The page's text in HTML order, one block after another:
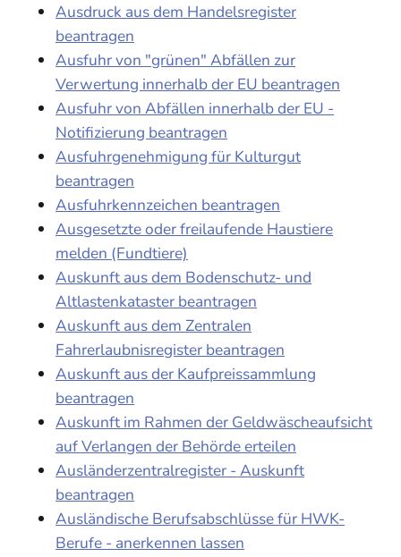
Ausdruck aus dem Handelsregister
beantragen
Ausfuhr von "grünen" Abfällen zur
Verwertung innerhalb der EU beantragen
Ausfuhr von Abfällen innerhalb der EU -
Notifizierung beantragen
Ausfuhrgenehmigung für Kulturgut
beantragen
Ausfuhrkennzeichen beantragen
Ausgesetzte oder freilaufende Haustiere
melden (Fundtiere)
Auskunft aus dem Bodenschutz- und
Altlastenkataster beantragen
Auskunft aus dem Zentralen
Fahrerlaubnisregister beantragen
Auskunft aus der Kaufpreissammlung
beantragen
Auskunft im Rahmen der Geldwäscheaufsicht
auf Verlangen der Behörde erteilen
Ausländerzentralregister - Auskunft
beantragen
Ausländische Berufsabschlüsse für HWK-
Berufe - anerkennen lassen